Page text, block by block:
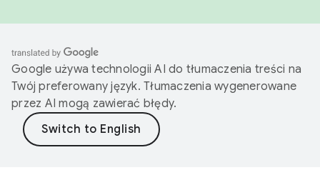
Google używa technologii AI do tłumaczenia treści na
Twój preferowany język. Tłumaczenia wygenerowane
przez AI mogą zawierać błędy.